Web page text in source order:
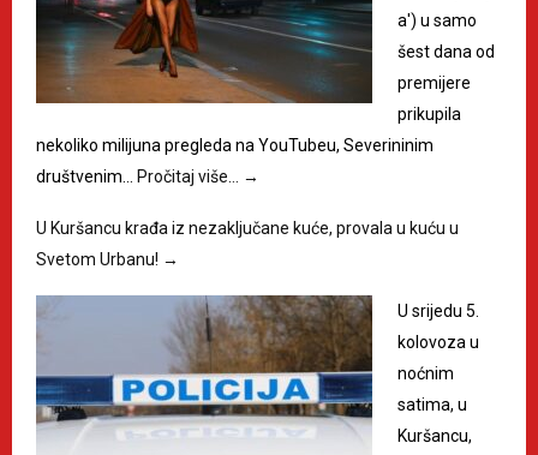
a') u samo
šest dana od
premijere
prikupila
nekoliko milijuna pregleda na YouTubeu, Severininim
društvenim…
Pročitaj više… →
U Kuršancu krađa iz nezaključane kuće, provala u kuću u
Svetom Urbanu! →
U srijedu 5.
kolovoza u
noćnim
satima, u
Kuršancu,